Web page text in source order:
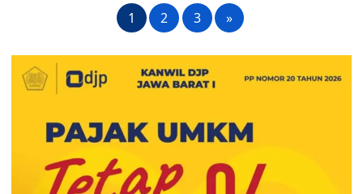
1 2 3 »